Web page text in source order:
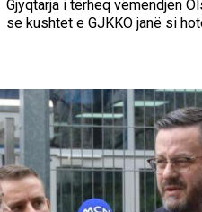
Gjyqtarja i tërheq vëmendjen
se kushtet e GJKKO janë si